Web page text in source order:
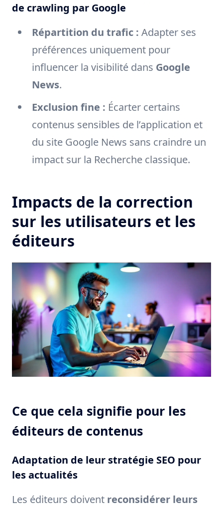
de crawling par Google
Répartition du trafic : Adapter ses
préférences uniquement pour
influencer la visibilité dans Google
News.
Exclusion fine : Écarter certains
contenus sensibles de l’application et
du site Google News sans craindre un
impact sur la Recherche classique.
Impacts de la correction
sur les utilisateurs et les
éditeurs
Ce que cela signifie pour les
éditeurs de contenus
Adaptation de leur stratégie SEO pour
les actualités
Les éditeurs doivent reconsidérer leurs